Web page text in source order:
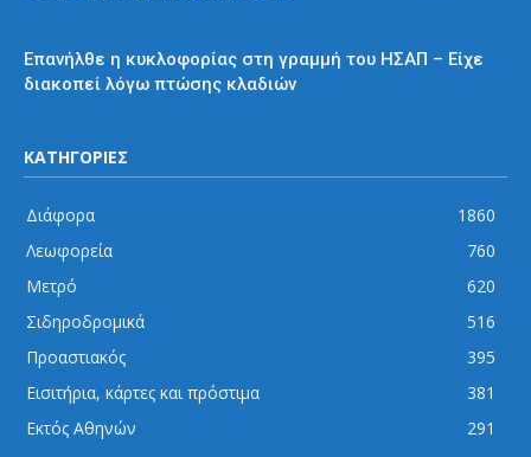
Επανήλθε η κυκλοφορίας στη γραμμή του ΗΣΑΠ – Είχε
διακοπεί λόγω πτώσης κλαδιών
ΚΑΤΗΓΟΡΙΕΣ
Διάφορα
1860
Λεωφορεία
760
Μετρό
620
Σιδηροδρομικά
516
Προαστιακός
395
Εισιτήρια, κάρτες και πρόστιμα
381
Εκτός Αθηνών
291